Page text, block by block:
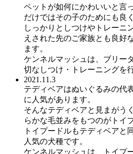
ペットが如何にかわいいと言
だけではその子のためにも良
しっかりとしつけやトレーニ
えされた先のご家族とも良好
ます。
ケンネルマッシュは、ブリー
切なしつけ・トレーニングを
2021.11.3
テディベアはぬいぐるみの代
に人気があります。
そんなテディベアと見まがう
らかな毛並みをもつのがトイ
トイプードルもテディベアと
人気の犬種です。
ケンネルマッシュは、トイプ